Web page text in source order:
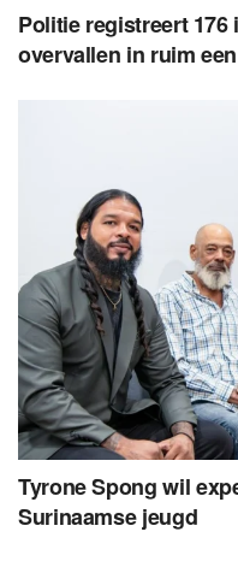
Politie registreert 176
overvallen in ruim
Tyrone Spong wil
Surinaamse jeugd